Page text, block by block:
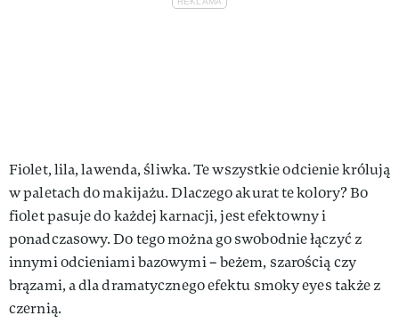
Fiolet, lila, lawenda, śliwka. Te wszystkie odcienie królują
w paletach do makijażu. Dlaczego akurat te kolory? Bo
fiolet pasuje do każdej karnacji, jest efektowny i
ponadczasowy. Do tego można go swobodnie łączyć z
innymi odcieniami bazowymi – beżem, szarością czy
brązami, a dla dramatycznego efektu smoky eyes także z
czernią.